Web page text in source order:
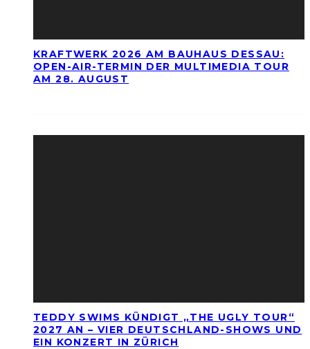
KRAFTWERK 2026 AM BAUHAUS DESSAU:
OPEN-AIR-TERMIN DER MULTIMEDIA TOUR
AM 28. AUGUST
TEDDY SWIMS KÜNDIGT „THE UGLY TOUR“
2027 AN – VIER DEUTSCHLAND-SHOWS UND
EIN KONZERT IN ZÜRICH